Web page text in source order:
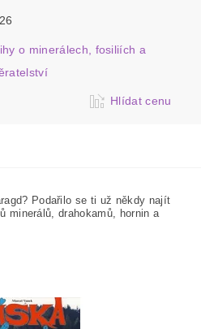
o minerálech, fosiliích a
Hlídat cenu
Podařilo se ti už někdy najít
minerálů, drahokamů, hornin a